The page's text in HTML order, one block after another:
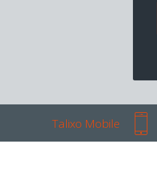
Talixo Mobile